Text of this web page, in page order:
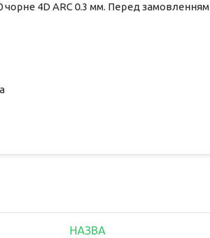
чорне 4D ARC 0.3 мм. Перед замовленням